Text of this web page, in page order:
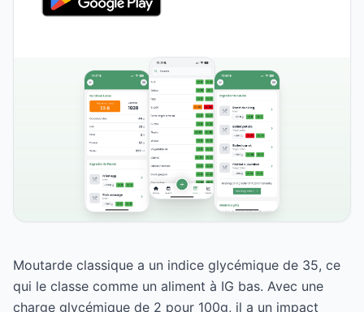
Moutarde classique a un indice glycémique de 35, ce
qui le classe comme un aliment à IG bas. Avec une
charge glycémique de 2 pour 100g, il a un impact